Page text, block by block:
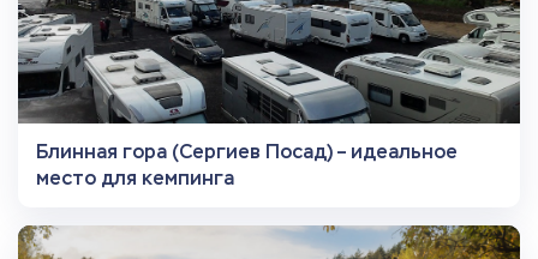
Блинная гора (Сергиев Посад) – идеальное
место для кемпинга